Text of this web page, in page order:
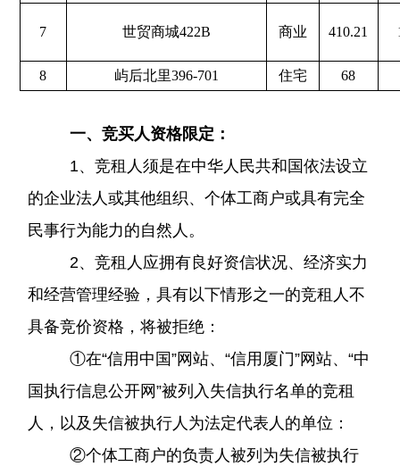
7 世贸商城422B 商业 410.21
8 屿后北里396-701 住宅 68
一、竞买人资格限定：
1、竞租人须是在中华人民共和国依法设立
的企业法人或其他组织、个体工商户或具有完全
民事行为能力的自然人。
2、竞租人应拥有良好资信状况、经济实力
和经营管理经验，具有以下情形之一的竞租人不
具备竞价资格，将被拒绝：
①在“信用中国”网站、“信用厦门”网站、“中
国执行信息公开网”被列入失信执行名单的竞租
人，以及失信被执行人为法定代表人的单位：
②个体工商户的负责人被列为失信被执行